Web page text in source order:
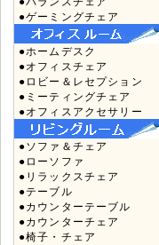
●ゲーミングチェア
●ホームデスク
●オフィスチェア
●ロビー＆レセプション
●ミーティングチェア
●オフィスアクセサリー
●ソファ＆チェア
●ローソファ
●リラックスチェア
●テーブル
●カウンターテーブル
●カウンターチェア
●椅子・チェア